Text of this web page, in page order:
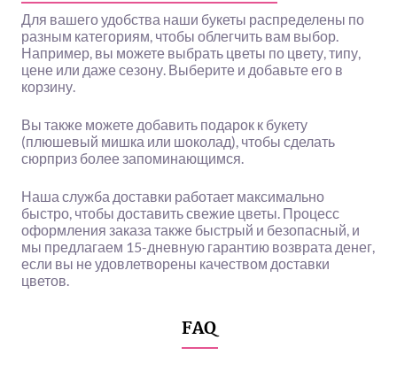
Для вашего удобства наши букеты распределены по
разным категориям, чтобы облегчить вам выбор.
Например, вы можете выбрать цветы по цвету, типу,
цене или даже сезону. Выберите и добавьте его в
корзину.
Вы также можете добавить подарок к букету
(плюшевый мишка или шоколад), чтобы сделать
сюрприз более запоминающимся.
Наша служба доставки работает максимально
быстро, чтобы доставить свежие цветы. Процесс
оформления заказа также быстрый и безопасный, и
мы предлагаем 15-дневную гарантию возврата денег,
если вы не удовлетворены качеством доставки
цветов.
FAQ